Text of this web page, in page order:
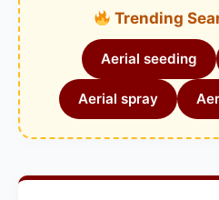
Trending
Aerial seeding
Aerial spray